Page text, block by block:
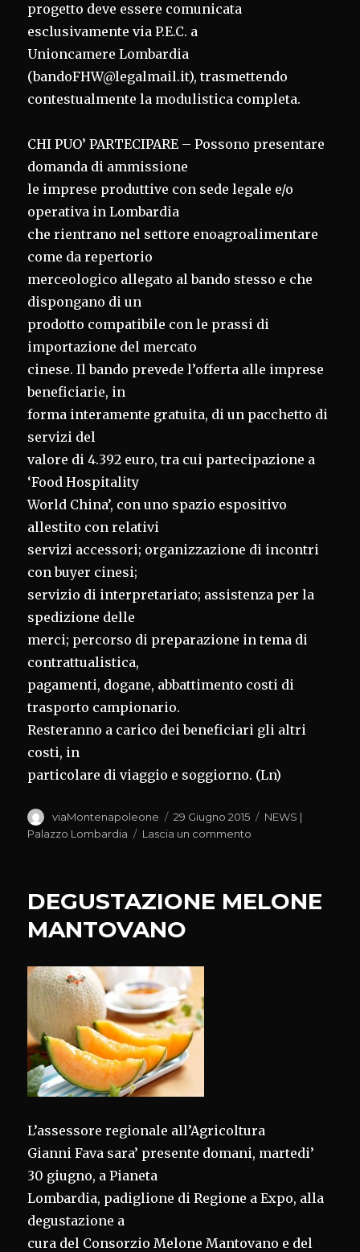
progetto deve essere comunicata
esclusivamente via P.E.C. a
Unioncamere Lombardia
(bandoFHW@legalmail.it), trasmettendo
contestualmente la modulistica completa.
CHI PUO’ PARTECIPARE – Possono presentare
domanda di ammissione
le imprese produttive con sede legale e/o
operativa in Lombardia
che rientrano nel settore enoagroalimentare
come da repertorio
merceologico allegato al bando stesso e che
dispongano di un
prodotto compatibile con le prassi di
importazione del mercato
cinese. Il bando prevede l’offerta alle imprese
beneficiarie, in
forma interamente gratuita, di un pacchetto di
servizi del
valore di 4.392 euro, tra cui partecipazione a
‘Food Hospitality
World China’, con uno spazio espositivo
allestito con relativi
servizi accessori; organizzazione di incontri
con buyer cinesi;
servizio di interpretariato; assistenza per la
spedizione delle
merci; percorso di preparazione in tema di
contrattualistica,
pagamenti, dogane, abbattimento costi di
trasporto campionario.
Resteranno a carico dei beneficiari gli altri
costi, in
particolare di viaggio e soggiorno. (Ln)
Autore
viaMontenapoleone
Pubblicato
il
29 Giugno 2015 Categorie
NEWS |
Palazzo Lombardia
Lascia un commento
FOOD
DEGUSTAZIONE MELONE
MANTOVANO
L’assessore regionale all’Agricoltura
Gianni Fava sara’ presente domani, martedi’
30 giugno, a Pianeta
Lombardia, padiglione di Regione a Expo, alla
degustazione a
cura del Consorzio Melone Mantovano e del